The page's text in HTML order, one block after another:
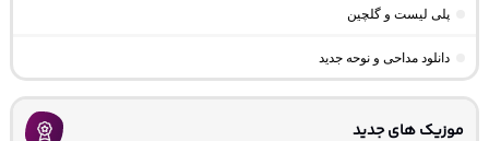
پلی لیست و گلچین
دانلود مداحی و نوحه جدید
موزیک های جدید